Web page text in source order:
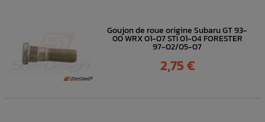
Goujon de roue origine Subaru GT 93-
00 WRX 01-07 STI 01-04 FORESTER
97-02/05-07
Prix
2,75 €